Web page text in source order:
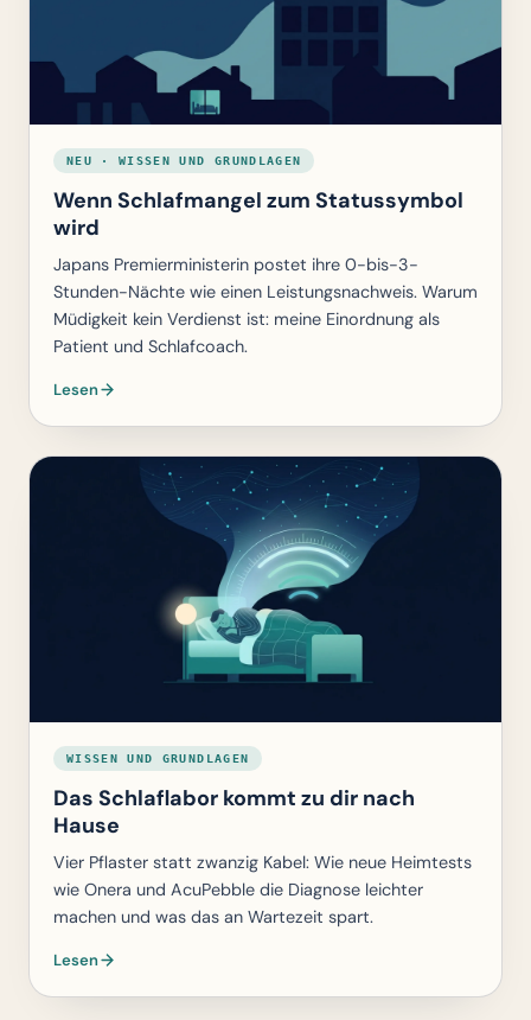
NEU · WISSEN UND GRUNDLAGEN
Wenn Schlafmangel zum Statussymbol
wird
Japans Premierministerin postet ihre 0-bis-3-
Stunden-Nächte wie einen Leistungsnachweis. Warum
Müdigkeit kein Verdienst ist: meine Einordnung als
Patient und Schlafcoach.
Lesen
WISSEN UND GRUNDLAGEN
Das Schlaflabor kommt zu dir nach
Hause
Vier Pflaster statt zwanzig Kabel: Wie neue Heimtests
wie Onera und AcuPebble die Diagnose leichter
machen und was das an Wartezeit spart.
Lesen